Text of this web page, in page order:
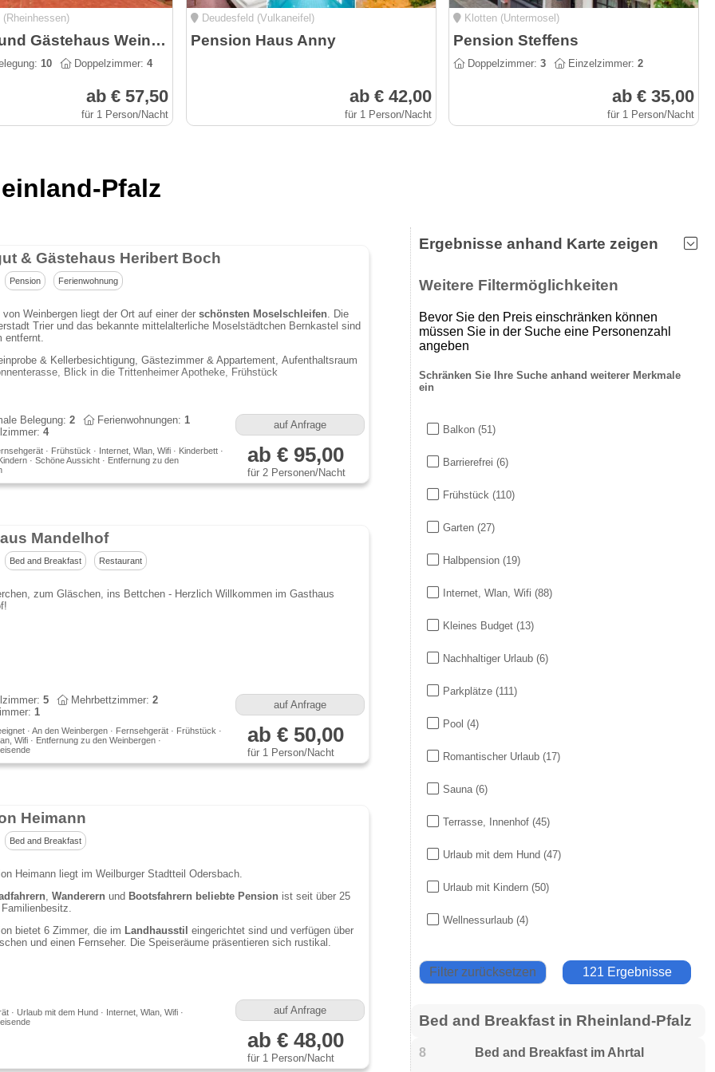
Eventhof und Gästehaus Weingewölbe
10 Doppelzimmer:4
ab € 57,50
für 1 Person/Nacht
Deudesfeld (Vulkaneifel)
Pension Haus Anny
ab € 42,00
für 1 Person/Nacht
Klotten (Untermosel)
Pension Steffens
Doppelzimmer: 3 Einzelzimmer: 2
ab € 35,00
für 1 Person/Nacht
Pfalz
& Gästehaus Heribert Boch
Pension Ferienwohnung
von Weinbergen liegt der Ort auf einer der schönsten Moselschleifen. Die
Trier und das bekannte mittelalterliche Moselstädtchen Bernkastel sind
entfernt.
& Kellerbesichtigung, Gästezimmer & Appartement, Aufenthaltsraum
Blick in die Trittenheimer Apotheke, Frühstück
Belegung: 2 Ferienwohnungen: 1
4
· Frühstück · Internet, Wlan, Wifi · Kinderbett ·
· Schöne Aussicht · Entfernung zu den
auf Anfrage
ab € 95,00
für 2 Personen/Nacht
Mandelhof
Bed and Breakfast Restaurant
zum Gläschen, ins Bettchen - Herzlich Willkommen im Gasthaus
5 Mehrbettzimmer: 2
1
· An den Weinbergen · Fernsehgerät · Frühstück ·
Wifi · Entfernung zu den Weinbergen ·
auf Anfrage
ab € 50,00
für 1 Person/Nacht
Heimann
Bed and Breakfast
Heimann liegt im Weilburger Stadtteil Odersbach.
, Wanderern und Bootsfahrern beliebte Pension ist seit über 25
bietet 6 Zimmer, die im Landhausstil eingerichtet sind und verfügen über
und einen Fernseher. Die Speiseräume präsentieren sich rustikal.
· Urlaub mit dem Hund · Internet, Wlan, Wifi ·
auf Anfrage
ab € 48,00
für 1 Person/Nacht
Ergebnisse anhand Karte zeigen
Weitere Filtermöglichkeiten
Bevor Sie den Preis einschränken können
müssen Sie in der Suche eine Personenzahl
angeben
Schränken Sie Ihre Suche anhand weiterer Merkmale
ein
Balkon (51)
Barrierefrei (6)
Frühstück (110)
Garten (27)
Halbpension (19)
Internet, Wlan, Wifi (88)
Kleines Budget (13)
Nachhaltiger Urlaub (6)
Parkplätze (111)
Pool (4)
Romantischer Urlaub (17)
Sauna (6)
Terrasse, Innenhof (45)
Urlaub mit dem Hund (47)
Urlaub mit Kindern (50)
Wellnessurlaub (4)
Filter zurücksetzen 121 Ergebnisse
Bed and Breakfast in Rheinland-Pfalz
8 Bed and Breakfast im Ahrtal